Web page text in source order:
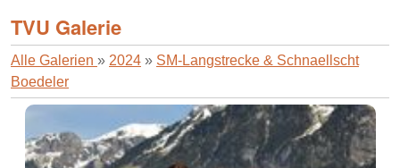
Anlässe
Verein
Bilder
TVU Galerie
Alle Galerien » 2024 » SM-Langstrecke & Schnaellscht
Boedeler